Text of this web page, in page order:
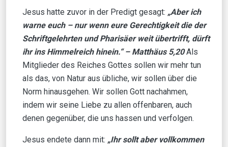
Jesus hatte zuvor in der Predigt gesagt: „Aber ich
warne euch – nur wenn eure Gerechtigkeit die der
Schriftgelehrten und Pharisäer weit übertrifft, dürft
ihr ins Himmelreich hinein.“ – Matthäus 5,20Als
Mitglieder des Reiches Gottes sollen wir mehr tun
als das, von Natur aus übliche, wir sollen über die
Norm hinausgehen. Wir sollen Gott nachahmen,
indem wir seine Liebe zu allen offenbaren, auch
denen gegenüber, die uns hassen und verfolgen.
Jesus endete dann mit: „Ihr sollt aber vollkommen